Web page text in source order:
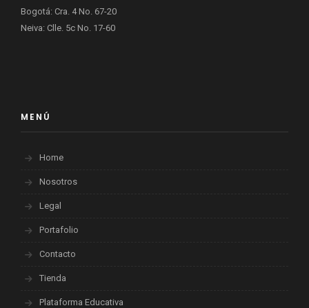
Bogotá: Cra. 4 No. 67-20
Neiva: Clle. 5c No. 17-60
MENÚ
Home
Nosotros
Legal
Portafolio
Contacto
Tienda
Plataforma Educativa